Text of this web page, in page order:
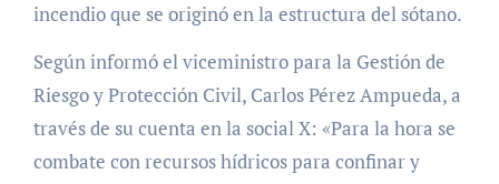
incendio que se originó en la estructura del sótano.
Según informó el viceministro para la Gestión de
Riesgo y Protección Civil, Carlos Pérez Ampueda, a
través de su cuenta en la social X: «Para la hora se
combate con recursos hídricos para confinar y